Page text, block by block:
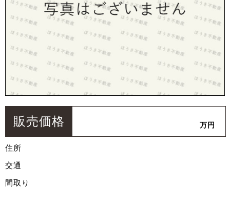
販売価格 万円
住所
交通
間取り